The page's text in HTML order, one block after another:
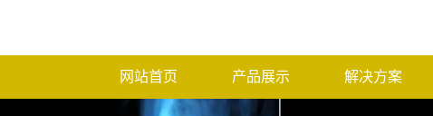
网站首页 产品展示 解决方案